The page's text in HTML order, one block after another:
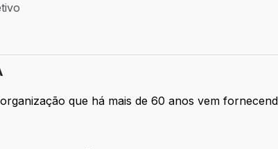
Sul - RS
vaga: Efetivo
que há mais de 60 anos vem